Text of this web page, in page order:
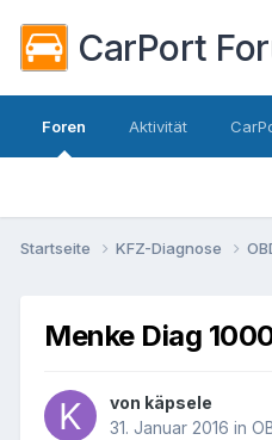
CarPort
Foren Aktivität
Startseite KFZ-Diagnose
Menke Diag
von käpsele
31. Januar 2016 in